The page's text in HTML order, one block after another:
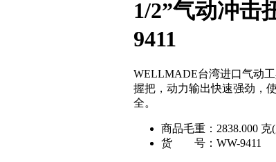
1/2”气动冲击
9411
WELLMADE台湾进口气动
握把，动力输出快速强劲，
全。
商品毛重： 2838.000 克
货 号： WW-9411